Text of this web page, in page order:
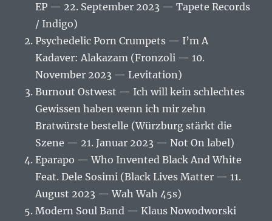
EP — 22. September 2023 — Tapete Records
/ Indigo)
Psychedelic Porn Crumpets — I’m A
Kadaver: Alakazam (Fronzoli — 10.
November 2023 — Levitation)
Burnout Ostwest — Ich will kein schlechtes
Gewissen haben wenn ich mir zehn
Bratwürste bestelle (Würzburg stärkt die
Szene — 21. Januar 2023 — Not On label)
Eparapo — Who Invented Black And White
Feat. Dele Sosimi (Black Lives Matter — 11.
August 2023 — Wah Wah 45s)
Modern Soul Band — Klaus Nowodworski